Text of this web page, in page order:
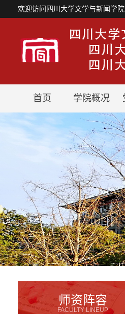
欢迎访问四川大学文学与新闻学
首页 学院概况
师资阵容
FACULTY LINEUP